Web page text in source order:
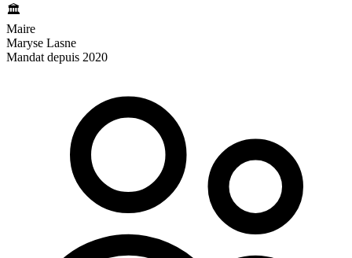
🏛️
Maire
Maryse Lasne
Mandat depuis 2020